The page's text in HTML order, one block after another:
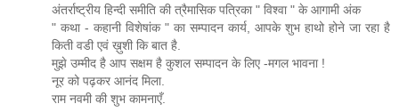
अंतर्राष्ट्रीय हिन्दी समीति की त्रैमासिक पत्रिका " विश्वा " के आगामी अंक
" कथा - कहानी विशेषांक " का सम्पादन कार्य, आपके शुभ हाथो होने जा रहा है
किती वडी एवं ख़ुशी कि बात है.
मुझे उम्मीद है आप सक्षम है कुशल सम्पादन के लिए -मगल भावना !
नूर को पढ़कर आनंद मिला.
राम नवमी की शुभ कामनाएँ.